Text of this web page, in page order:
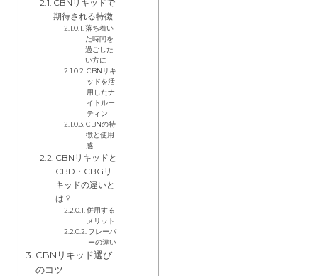
CBNリキッドで
期待される特徴
落ち着い
た時間を
過ごした
い方に
CBNリキ
ッドを活
用したナ
イトルー
ティン
CBNの特
徴と使用
感
CBNリキッドと
CBD・CBGリ
キッドの違いと
は？
併用する
メリット
フレーバ
ーの違い
CBNリキッド選び
のコツ